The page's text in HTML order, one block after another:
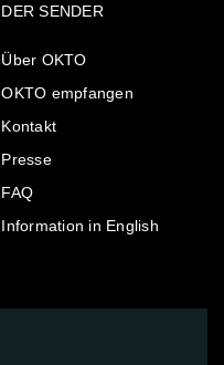
DER SENDER
Über OKTO
OKTO empfangen
Kontakt
Presse
FAQ
Information in English